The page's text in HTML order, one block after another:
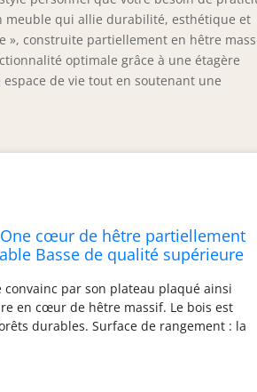
meuble qui allie durabilité, esthétique et
», construite partiellement en hêtre
optimale grâce à une étagère
de vie tout en soutenant une
cœur de hêtre partiellement
Basse de qualité supérieure
convainc par son plateau plaqué ainsi
en cœur de hêtre massif. Le bois est
durables. Surface de rangement : la
agréable et sa hauteur pratique.
d'espace pour les
la décoration et les collations.